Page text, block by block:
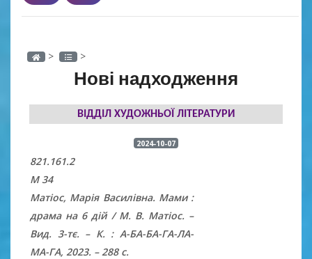
> >
Нові надходження
ВІДДІЛ ХУДОЖНЬОЇ ЛІТЕРАТУРИ
2024-10-07
821.161.2
М 34
Матіос, Марія Василівна. Мами :
драма на 6 дій / М. В. Матіос. –
Вид. 3-тє. – К. : А-БА-БА-ГА-ЛА-
МА-ГА, 2023. – 288 с.